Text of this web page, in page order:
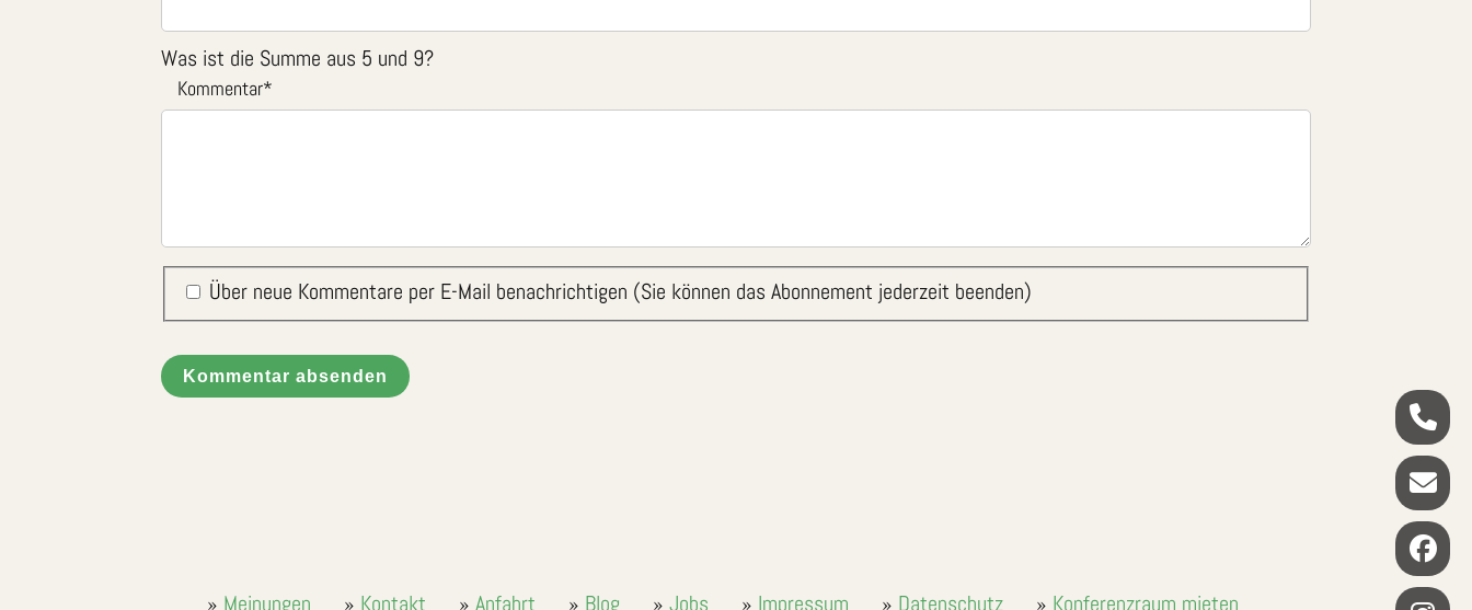
Was ist die Summe aus 5 und 9?
Kommentar*
Über neue Kommentare per E-Mail benachrichtigen (Sie können das Abonnement jederzeit beenden)
Kommentar absenden
Meinungen Kontakt Anfahrt Blog Jobs Impressum Datenschutz Konferenzraum mieten